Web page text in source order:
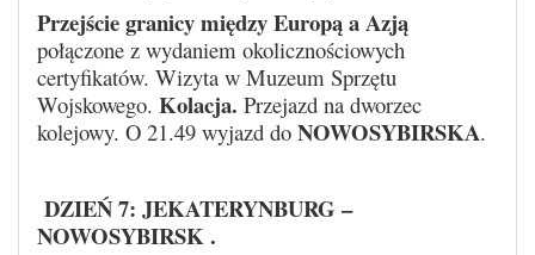
Przejście granicy między Europą a Azją
połączone z wydaniem okolicznościowych
certyfikatów. Wizyta w Muzeum Sprzętu
Wojskowego. Kolacja. Przejazd na dworzec
kolejowy. O 21.49 wyjazd do NOWOSYBIRSKA.
DZIEŃ 7: JEKATERYNBURG –
NOWOSYBIRSK.